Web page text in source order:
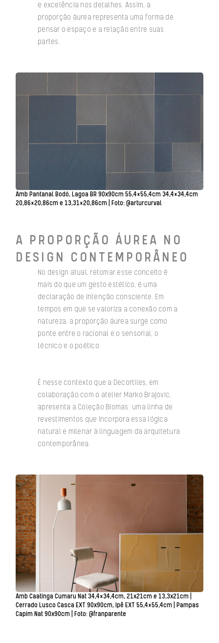
e excelência nos detalhes. Assim, a
proporção áurea representa uma forma de
pensar o espaço e a relação entre suas
partes.
Amb Pantanal Bodó, Lagoa BR 90x90cm 55,4×55,4cm 34,4×34,4cm
20,86×20,86cm e 13,31×20,86cm | Foto: @arturcurval
A PROPORÇÃO ÁUREA NO
DESIGN CONTEMPORÂNEO
No design atual, retomar esse conceito é
mais do que um gesto estético, é uma
declaração de intenção consciente. Em
tempos em que se valoriza a conexão com a
natureza, a proporção áurea surge como
ponte entre o racional e o sensorial, o
técnico e o poético.
É nesse contexto que a Decortiles, em
colaboração com o atelier Marko Brajovic,
apresenta a Coleção Biomas: uma linha de
revestimentos que incorpora essa lógica
natural e milenar à linguagem da arquitetura
contemporânea.
Amb Caatinga Cumaru Nat 34,4×34,4cm, 21x21cm e 13,3x21cm |
Cerrado Lusco Casca EXT 90x90cm, Ipê EXT 55,4×55,4cm | Pampas
Capim Nat 90x90cm | Foto: @franparente